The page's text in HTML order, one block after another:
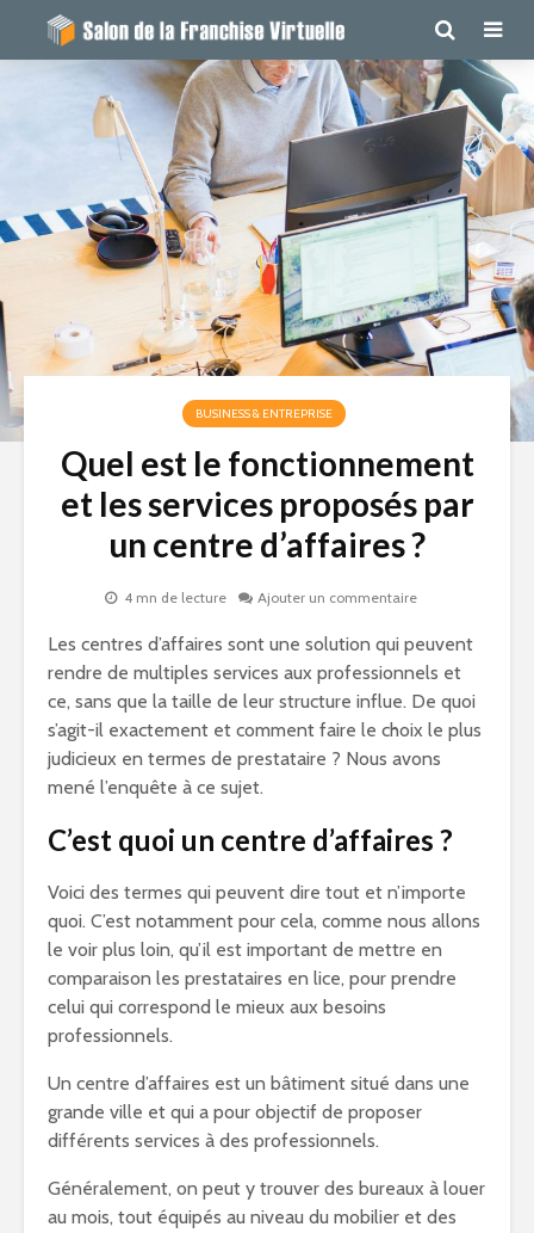
BUSINESS & ENTREPRISE
Quel est le fonctionnement
et les services proposés par
un centre d’affaires ?
4 mn de lecture Ajouter un commentaire
Les centres d’affaires sont une solution qui peuvent
rendre de multiples services aux professionnels et
ce, sans que la taille de leur structure influe. De quoi
s’agit-il exactement et comment faire le choix le plus
judicieux en termes de prestataire ? Nous avons
mené l’enquête à ce sujet.
C’est quoi un centre d’affaires ?
Voici des termes qui peuvent dire tout et n’importe
quoi. C’est notamment pour cela, comme nous allons
le voir plus loin, qu’il est important de mettre en
comparaison les prestataires en lice, pour prendre
celui qui correspond le mieux aux besoins
professionnels.
Un centre d’affaires est un bâtiment situé dans une
grande ville et qui a pour objectif de proposer
différents services à des professionnels.
Généralement, on peut y trouver des bureaux à louer
au mois, tout équipés au niveau du mobilier et des